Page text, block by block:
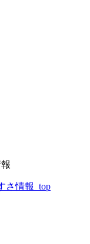
さ情報_top